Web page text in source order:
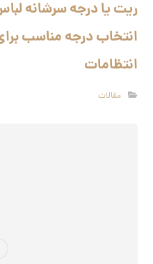
ریت یا درجه سرشانه
انتخاب درجه مناسب
انتظامات
مقالات